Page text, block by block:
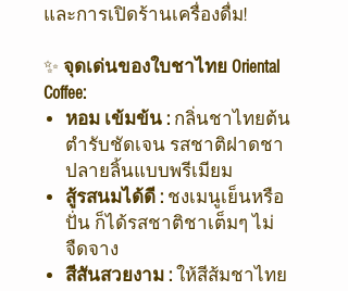
และการเปิดร้านเครื่องดื่ม!
✨ จุดเด่นของใบชาไทย Oriental
Coffee:
หอม เข้มข้น : กลิ่นชาไทยต้น
ตำรับชัดเจน รสชาติฝาดชา
ปลายลิ้นแบบพรีเมียม
สู้รสนมได้ดี : ชงเมนูเย็นหรือ
ปั่น ก็ได้รสชาติชาเต็มๆ ไม่
จืดจาง
สีสันสวยงาม : ให้สีส้มชาไทย